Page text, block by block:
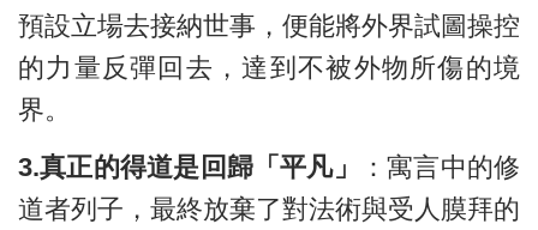
預設立場去接納世事，便能將外界試圖操控
的力量反彈回去，達到不被外物所傷的境
界。
3.真正的得道是回歸「平凡」
：寓言中的修
道者列子，最終放棄了對法術與受人膜拜的